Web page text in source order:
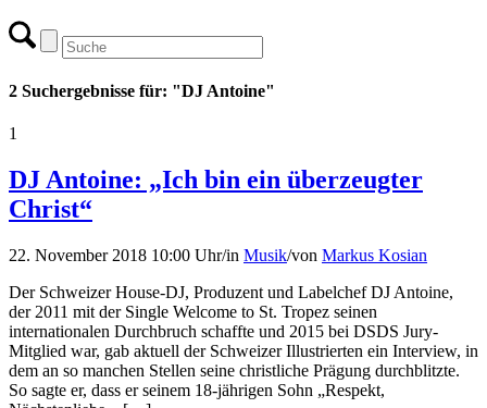
2 Suchergebnisse für: "DJ Antoine"
1
DJ Antoine: „Ich bin ein überzeugter
Christ“
22. November 2018 10:00 Uhr/in Musik/von Markus Kosian
Der Schweizer House-DJ, Produzent und Labelchef DJ Antoine,
der 2011 mit der Single Welcome to St. Tropez seinen
internationalen Durchbruch schaffte und 2015 bei DSDS Jury-
Mitglied war, gab aktuell der Schweizer Illustrierten ein Interview, in
dem an so manchen Stellen seine christliche Prägung durchblitzte.
So sagte er, dass er seinem 18-jährigen Sohn „Respekt,